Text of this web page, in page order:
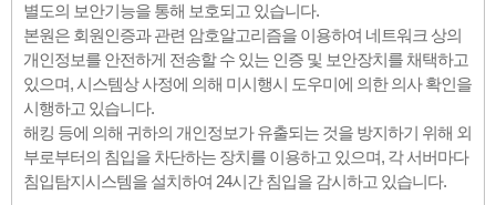
별도의 보안기능을 통해 보호되고 있습니다.
본원은 회원인증과 관련 암호알고리즘을 이용하여 네트워크 상의
개인정보를 안전하게 전송할 수 있는 인증 및 보안장치를 채택하고
있으며, 시스템상 사정에 의해 미시행시 도우미에 의한 의사 확인을
시행하고 있습니다.
해킹 등에 의해 귀하의 개인정보가 유출되는 것을 방지하기 위해 외
부로부터의 침입을 차단하는 장치를 이용하고 있으며, 각 서버마다
침입탐지시스템을 설치하여 24시간 침입을 감시하고 있습니다.